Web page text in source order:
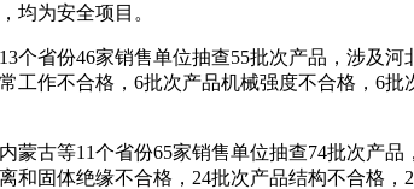
均为安全项目。
省份46家销售单位抽查55批次产品，涉及河
工作不合格，6批次产品机械强度不合格，6
等11个省份65家销售单位抽查74批次产品
固体绝缘不合格，24批次产品结构不合格